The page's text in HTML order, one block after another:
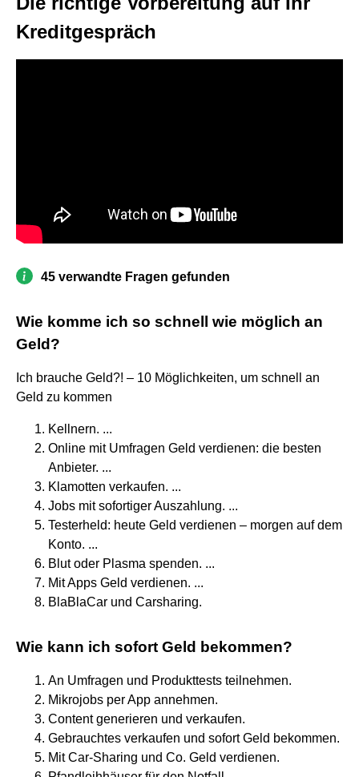
Kreditgespräch
45 verwandte Fragen gefunden
Wie komme ich so schnell wie möglich an
Geld?
Ich brauche Geld?! – 10 Möglichkeiten, um schnell an
Geld zu kommen
Kellnern. ...
Online mit Umfragen Geld verdienen: die besten
Anbieter. ...
Klamotten verkaufen. ...
Jobs mit sofortiger Auszahlung. ...
Testerheld: heute Geld verdienen – morgen auf dem
Konto. ...
Blut oder Plasma spenden. ...
Mit Apps Geld verdienen. ...
BlaBlaCar und Carsharing.
Wie kann ich sofort Geld bekommen?
An Umfragen und Produkttests teilnehmen.
Mikrojobs per App annehmen.
Content generieren und verkaufen.
Gebrauchtes verkaufen und sofort Geld bekommen.
Mit Car-Sharing und Co. Geld verdienen.